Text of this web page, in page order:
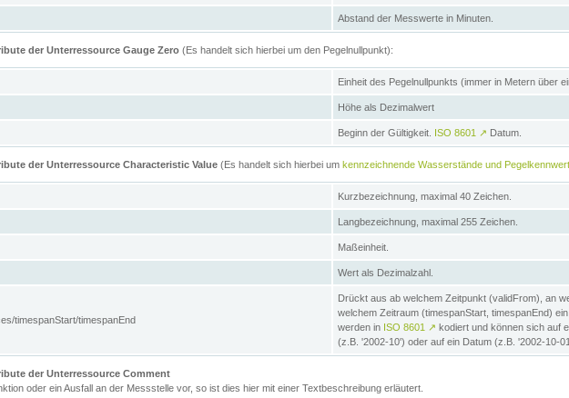
Abstand der Messwerte in Minuten.
der Unterressource Gauge Zero (Es handelt sich hierbei um den Pegelnullpunkt):
Einheit des Pegelnullpunkts (immer in Metern über
Höhe als Dezimalwert
Beginn der Gültigkeit. ISO 8601 ↗ Datum.
der Unterressource Characteristic Value (Es handelt sich hierbei um kennzeichnende Wasserstände und
Kurzbezeichnung, maximal 40 Zeichen.
Langbezeichnung, maximal 255 Zeichen.
Maßeinheit.
Wert als Dezimalzahl.
timespanStart/timespanEnd
Drückt aus ab welchem Zeitpunkt (validFrom), an
welchem Zeitraum (timespanStart, timespanEnd)
werden in ISO 8601 ↗ kodiert und können sich auf
(z.B. '2002-10') oder auf ein Datum (z.B. '2002-10-
der Unterressource Comment
oder ein Ausfall an der Messstelle vor, so ist dies hier mit einer Textbeschreibung erläutert.